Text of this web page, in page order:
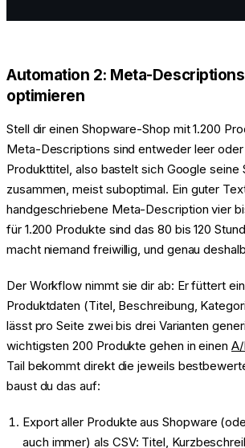
Automation 2: Meta-
optimieren
Stell dir einen Shopware-Shop mit 1.200
Meta-Descriptions sind entweder leer
Produkttitel, also bastelt sich Google seine
zusammen, meist suboptimal. Ein guter
handgeschriebene Meta-Description vier
für 1.200 Produkte sind das 80 bis 120
macht niemand freiwillig, und genau
Der Workflow nimmt sie dir ab: Er füttert ein
Produktdaten (Titel, Beschreibung,
lässt pro Seite zwei bis drei Varianten
wichtigsten 200 Produkte gehen in einen
Tail bekommt direkt die jeweils
baust du das auf:
Export aller Produkte aus Shopware
auch immer) als CSV: Titel,